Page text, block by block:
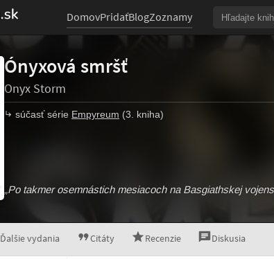
DomovPridaťBlogZoznamy
Ónyxová smršť
Onyx Storm
súčasť série Empyreum (3. kniha)
„Po takmer osemnástich mesiacoch na Basgiathskej
Ďalšie vydania Citáty Recenzie Diskusia